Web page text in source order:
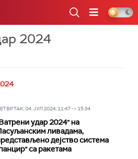
2024
04. ЈУЛ 2024, 11:47 -> 15:34
удар 2024" на
ливадама,
дејство система
са ракетама